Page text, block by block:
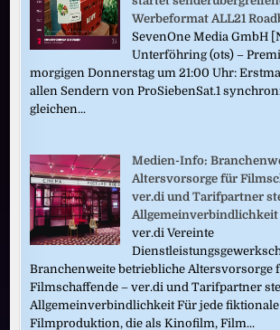
Werbeformat ALL21
SevenOne Media GmbH
Unterföhring (ots) –
morgigen Donnerstag um 21:00 Uhr:
allen Sendern von ProSiebenSat.1
gleichen...
Medien-Info:
Altersvorsorge für
ver.di und Tarifpartner
Allgemeinverbindlichkeit
ver.di Vereinte
Branchenweite betriebliche Altersvorsorge
Filmschaffende – ver.di und Tarifpartner
Allgemeinverbindlichkeit Für jede fiktionale
Filmproduktion, die als Kinofilm, Film...